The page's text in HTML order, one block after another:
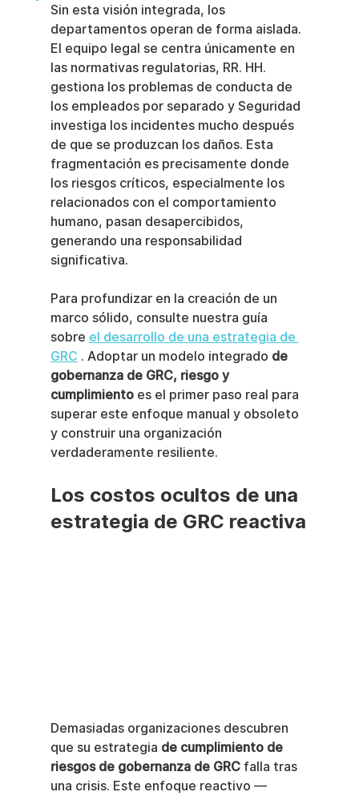
Sin esta visión integrada, los
departamentos operan de forma aislada.
El equipo legal se centra únicamente en
las normativas regulatorias, RR. HH.
gestiona los problemas de conducta de
los empleados por separado y Seguridad
investiga los incidentes mucho después
de que se produzcan los daños. Esta
fragmentación es precisamente donde
los riesgos críticos, especialmente los
relacionados con el comportamiento
humano, pasan desapercibidos,
generando una responsabilidad
significativa.
Para profundizar en la creación de un
marco sólido, consulte nuestra guía
sobre el desarrollo de una estrategia de
GRC . Adoptar un modelo integrado de
gobernanza de GRC, riesgo y
cumplimiento es el primer paso real para
superar este enfoque manual y obsoleto
y construir una organización
verdaderamente resiliente.
Los costos ocultos de una
estrategia de GRC reactiva
Demasiadas organizaciones descubren
que su estrategia de cumplimiento de
riesgos de gobernanza de GRC falla tras
una crisis. Este enfoque reactivo —